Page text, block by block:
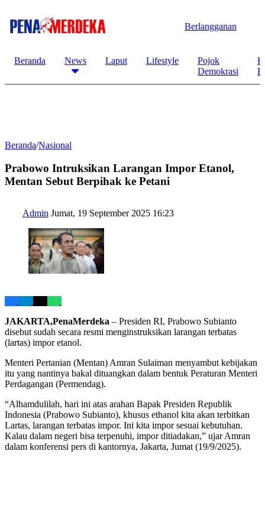
Berlangganan
Beranda News Laput Lifestyle
Pojok
Demokrasi
Beranda/Nasional
Prabowo Intruksikan Larangan Impor Etanol,
Mentan Sebut Berpihak ke Petani
Admin Jumat, 19 September 2025 16:23
JAKARTA,PenaMerdeka – Presiden RI, Prabowo Subianto
disebut sudah secara resmi menginstruksikan larangan terbatas
(lartas) impor etanol.
Menteri Pertanian (Mentan) Amran Sulaiman menyambut kebijakan
itu yang nantinya bakal dituangkan dalam bentuk Peraturan Menteri
Perdagangan (Permendag).
“Alhamdulilah, hari ini atas arahan Bapak Presiden Republik
Indonesia (Prabowo Subianto), khusus ethanol kita akan terbitkan
Lartas, larangan terbatas impor. Ini kita impor sesuai kebutuhan.
Kalau dalam negeri bisa terpenuhi, impor ditiadakan,” ujar Amran
dalam konferensi pers di kantornya, Jakarta, Jumat (19/9/2025).